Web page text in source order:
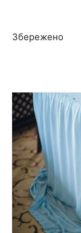
Збережено